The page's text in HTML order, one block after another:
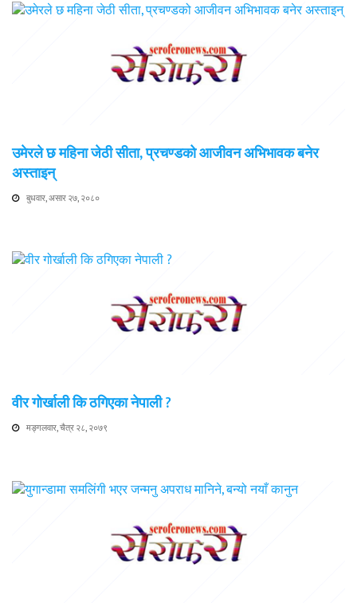
उमेरले छ महिना जेठी सीता, प्रचण्डको आजीवन अभिभावक बनेर
अस्ताइन्
बुधवार, असार २७, २०८०
वीर गोर्खाली कि ठगिएका नेपाली ?
मङ्गलवार, चैत्र २८, २०७९